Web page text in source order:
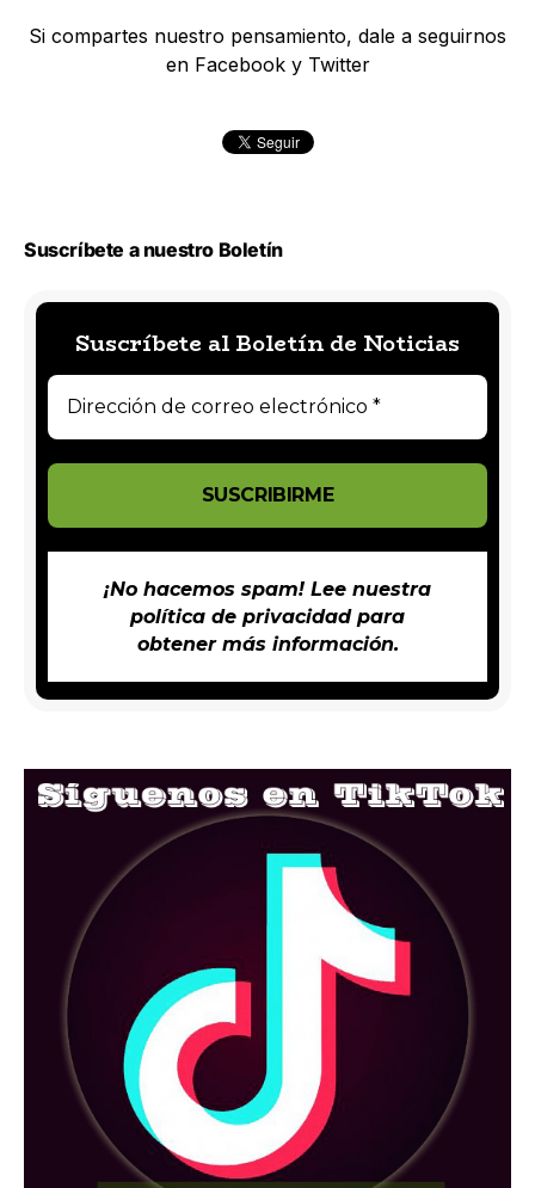
Si compartes nuestro pensamiento, dale a seguirnos
en Facebook y Twitter
Suscríbete a nuestro Boletín
Suscríbete al Boletín de Noticias
¡No hacemos spam! Lee nuestra
política de privacidadpara
obtener más información.